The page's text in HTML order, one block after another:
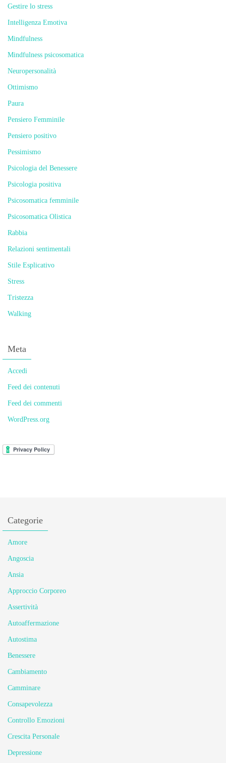
Gestire lo stress
Intelligenza Emotiva
Mindfulness
Mindfulness psicosomatica
Neuropersonalità
Ottimismo
Paura
Pensiero Femminile
Pensiero positivo
Pessimismo
Psicologia del Benessere
Psicologia positiva
Psicosomatica femminile
Psicosomatica Olistica
Rabbia
Relazioni sentimentali
Stile Esplicativo
Stress
Tristezza
Walking
Meta
Accedi
Feed dei contenuti
Feed dei commenti
WordPress.org
Categorie
Amore
Angoscia
Ansia
Approccio Corporeo
Assertività
Autoaffermazione
Autostima
Benessere
Cambiamento
Camminare
Consapevolezza
Controllo Emozioni
Crescita Personale
Depressione